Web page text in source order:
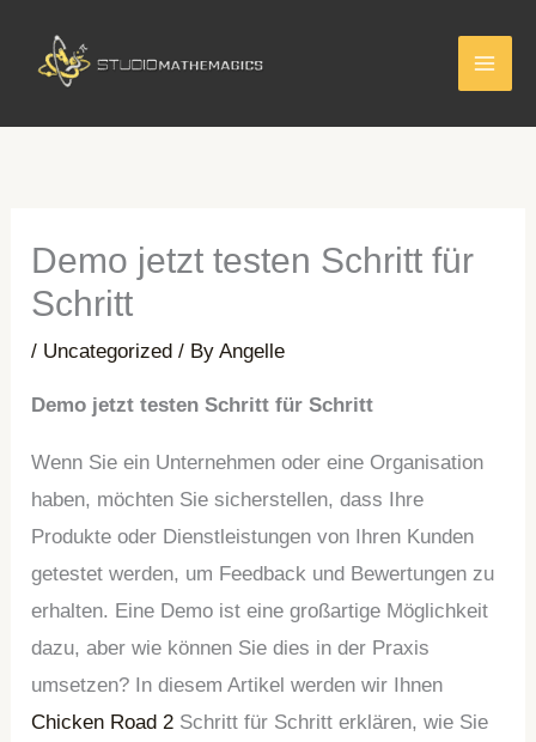
content
Demo jetzt testen Schritt für
Schritt
/ Uncategorized / ByAngelle
Demo jetzt testen Schritt für Schritt
Wenn Sie ein Unternehmen oder eine Organisation
haben, möchten Sie sicherstellen, dass Ihre
Produkte oder Dienstleistungen von Ihren Kunden
getestet werden, um Feedback und Bewertungen zu
erhalten. Eine Demo ist eine großartige Möglichkeit
dazu, aber wie können Sie dies in der Praxis
umsetzen? In diesem Artikel werden wir Ihnen
Chicken Road 2 Schritt für Schritt erklären, wie Sie